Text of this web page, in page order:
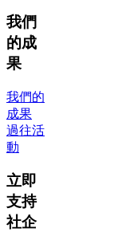
我們
的成
果
我們的
成果
過往活
動
立即
支持
社企